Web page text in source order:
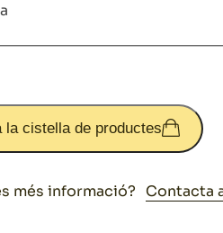
la cistella de productes
més informació? Contacta